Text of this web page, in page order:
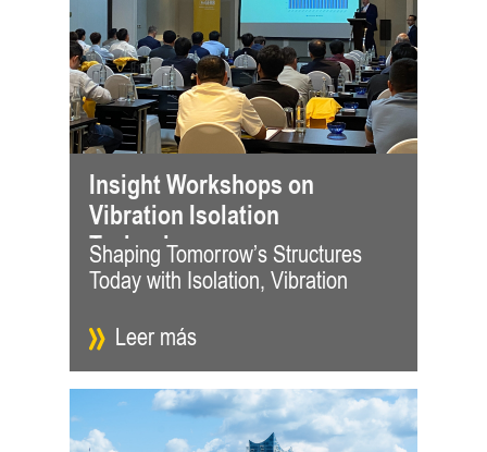
Insight Workshops on
Vibration Isolation
Technology
Shaping Tomorrow’s Structures
Today with Isolation, Vibration
Control and Seismic Protection Our
workshop speaker are carefully
chosen experts, each at the
Leer más